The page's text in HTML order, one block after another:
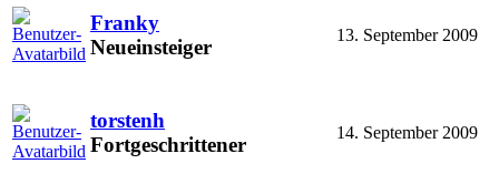
Franky
Neueinsteiger
13. September 2009
torstenh
Fortgeschrittener
14. September 2009